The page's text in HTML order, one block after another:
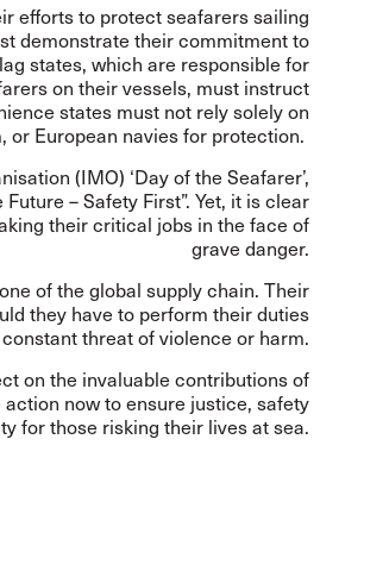
efforts to protect seafarers sailing
demonstrate their commitment to
states, which are responsible for
on their vessels, must instruct
states must not rely solely on
or European navies for protection.
(IMO) ‘Day of the Seafarer’,
– Safety First”. Yet, it is clear
their critical jobs in the face of
grave danger.
of the global supply chain. Their
they have to perform their duties
threat of violence or harm.
on the invaluable contributions of
now to ensure justice, safety
for those risking their lives at sea.